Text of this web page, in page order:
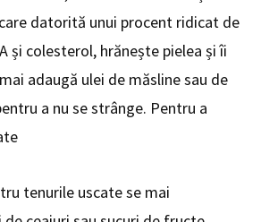
datorită unui procent ridicat de
și colesterol, hrănește pielea și îi
adaugă ulei de măsline sau de
a nu se strânge. Pentru a
tenurile uscate se mai